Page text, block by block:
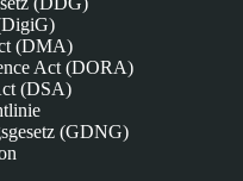
(DMA)
Act (DORA)
(DSA)
(GDNG)